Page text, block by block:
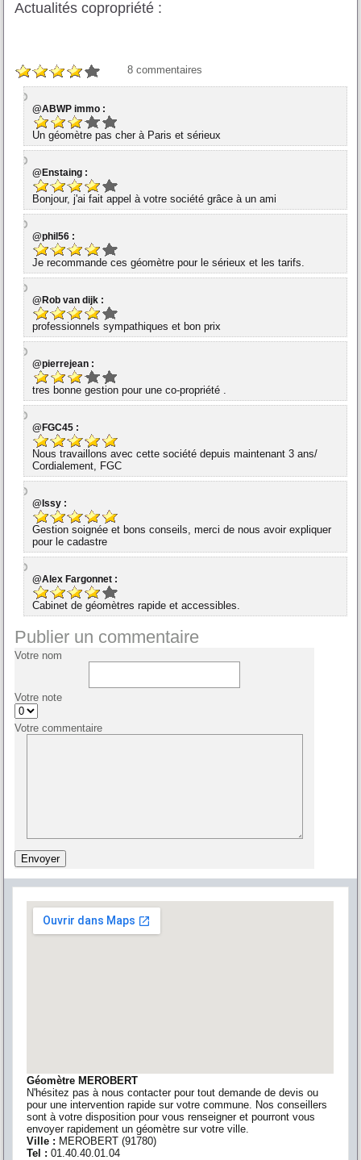
Actualités copropriété :
8 commentaires
@ABWP immo :
Un géomètre pas cher à Paris et sérieux
@Enstaing :
Bonjour, j'ai fait appel à votre société grâce à un ami
@phil56 :
Je recommande ces géomètre pour le sérieux et les tarifs.
@Rob van dijk :
professionnels sympathiques et bon prix
@pierrejean :
tres bonne gestion pour une co-propriété .
@FGC45 :
Nous travaillons avec cette société depuis maintenant 3 ans/
Cordialement, FGC
@Issy :
Gestion soignée et bons conseils, merci de nous avoir expliquer
pour le cadastre
@Alex Fargonnet :
Cabinet de géomètres rapide et accessibles.
Publier un commentaire
Votre nom
Votre note
Votre commentaire
Géomètre MEROBERT
N'hésitez pas à nous contacter pour tout demande de devis ou
pour une intervention rapide sur votre commune. Nos conseillers
sont à votre disposition pour vous renseigner et pourront vous
envoyer rapidement un géomètre sur votre ville.
Ville : MEROBERT (91780)
Tel :01.40.40.01.04